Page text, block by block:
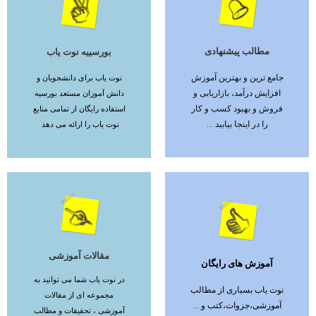
مطالب پیشنهادی
جامع ترین و بهترین آموزش
افزایش درآمد، بازاریابی و
فروش و بهبود کسب و کار
را در اینجا بیابید ...
ادامه مطلب بورسییه نوت یاب
نوت یاب برای دانشجویان و
دانش آموزان مستعد بورسیه
استفاده رایگان از تمامی منابع
نوت یاب را ارائه می دهد
ادامه مطلب
آموزش های رایگان
نوت یاب بسیاری از مطالب
آموزشی،جزوات،کتب و ...
ادامه مطلب
مقالات آموزشی
در نوت یاب شما می توانید به
مجموعه ای از مقالات
آموزشی ، تحقیقات و مطالب